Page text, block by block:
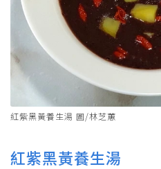
紅紫黑黃養生湯 圖/林芝蕙
紅紫黑黃養生湯